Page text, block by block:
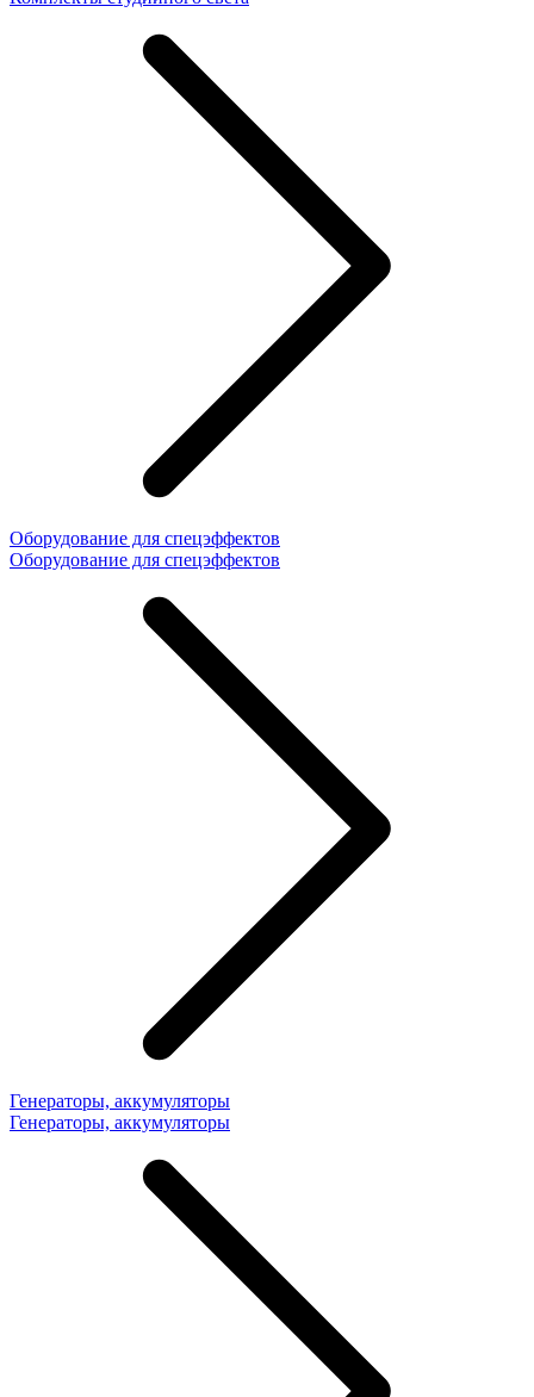
Оборудование для спецэффектов
Оборудование для спецэффектов
Генераторы, аккумуляторы
Генераторы, аккумуляторы